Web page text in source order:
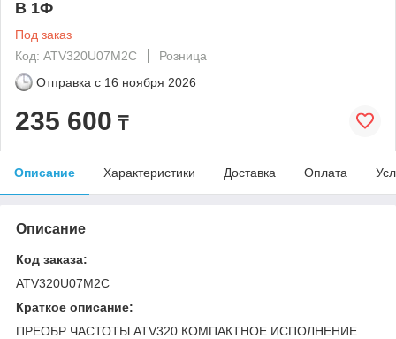
В 1Ф
Под заказ
Код: ATV320U07M2C
Розница
Отправка с 16 ноября 2026
235 600 ₸
Описание Характеристики Доставка Оплата
Описание
Код заказа:
ATV320U07M2C
Краткое описание:
ПРЕОБР ЧАСТОТЫ ATV320 КОМПАКТНОЕ ИСПОЛНЕНИЕ